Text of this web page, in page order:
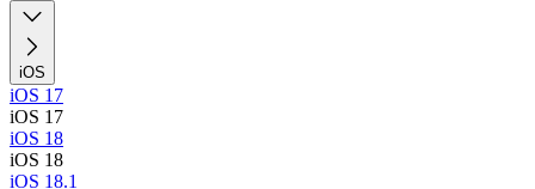
iOS
iOS 17
iOS 17
iOS 18
iOS 18
iOS 18.1